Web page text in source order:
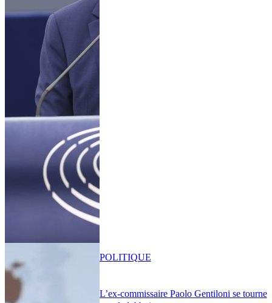
L’ex-commissaire Paolo Gentiloni se tourne
POLITIQUE